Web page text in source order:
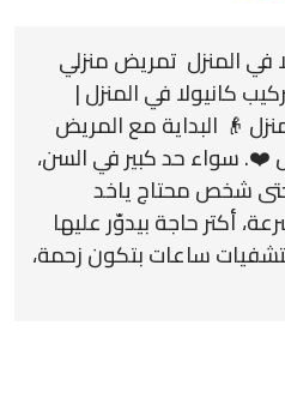
في المنزل تمريض منزلي
كانيولا في المنزل |
👴 البداية مع المريض
❤️. سواء حد كبير في السن،
شخص محتاج ياخد
أكتر حاجة بيدوّر عليها
ساعات بتكون زحمة،